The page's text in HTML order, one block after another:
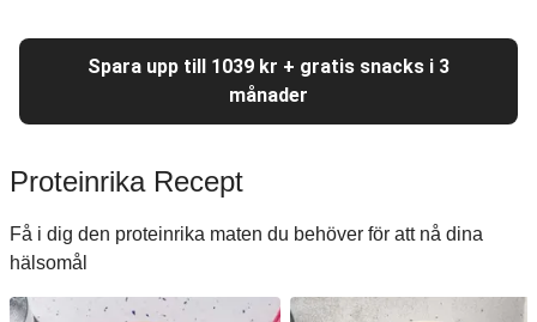
Spara upp till 1039 kr + gratis snacks i 3
månader
Proteinrika Recept
Få i dig den proteinrika maten du behöver för att nå dina
hälsomål